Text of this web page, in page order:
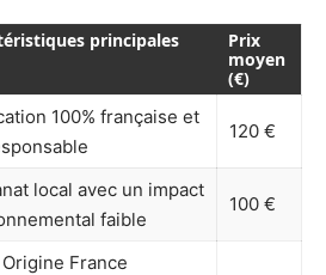
principales
Prix
moyen
(€)
100% française et
120 €
local avec un impact
faible
100 €
France